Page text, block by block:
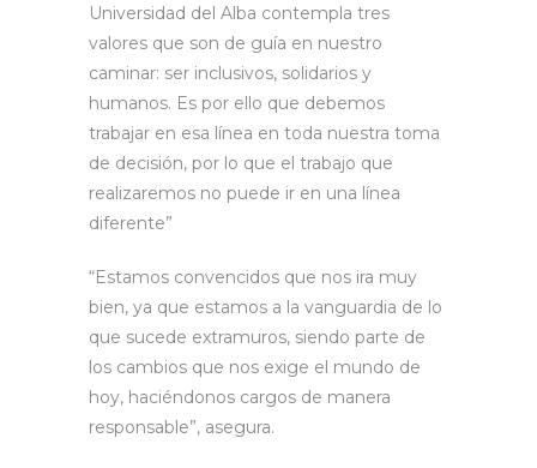
Universidad del Alba contempla tres
valores que son de guía en nuestro
caminar: ser inclusivos, solidarios y
humanos. Es por ello que debemos
trabajar en esa línea en toda nuestra toma
de decisión, por lo que el trabajo que
realizaremos no puede ir en una línea
diferente”
“Estamos convencidos que nos ira muy
bien, ya que estamos a la vanguardia de lo
que sucede extramuros, siendo parte de
los cambios que nos exige el mundo de
hoy, haciéndonos cargos de manera
responsable”, asegura.